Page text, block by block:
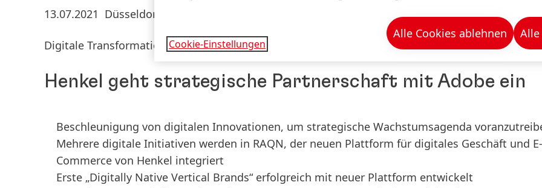
13.07.2021 Düsseldorf
Digitale Transformation vorantreiben und Wettbewerbsvorteile schaffen
Henkel geht strategische Partnerschaft mit Adobe ein
Beschleunigung von digitalen Innovationen, um strategische Wachstumsagenda
Mehrere digitale Initiativen werden in RAQN, der neuen Plattform für digitales Geschäft und E-
Commerce von Henkel integriert
Erste „Digitally Native Vertical Brands“ erfolgreich mit neuer Plattform entwickelt
Cookie-Einstellungen
Alle Cookies ablehnen Alle